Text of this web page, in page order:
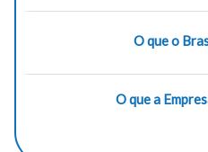
O que o
O que a